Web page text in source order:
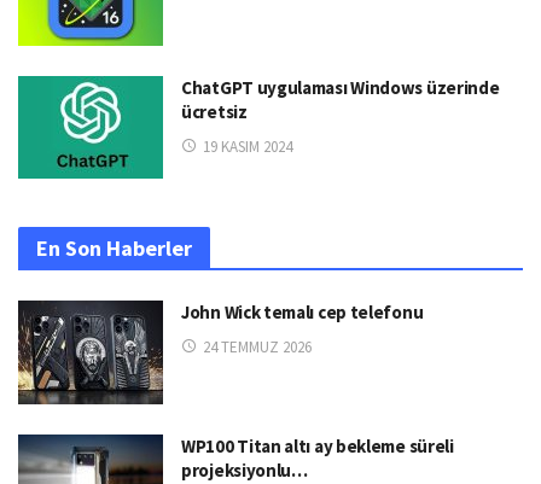
ChatGPT uygulaması Windows üzerinde
ücretsiz
19 KASIM 2024
En Son Haberler
John Wick temalı cep telefonu
24 TEMMUZ 2026
WP100 Titan altı ay bekleme süreli
projeksiyonlu…